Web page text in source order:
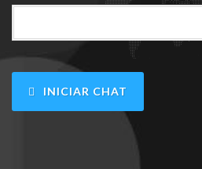
INICIAR CHAT